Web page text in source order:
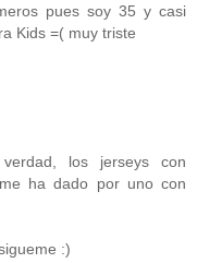
pues soy 35 y casi
Kids =( muy triste
los jerseys con
ha dado por uno con
:)